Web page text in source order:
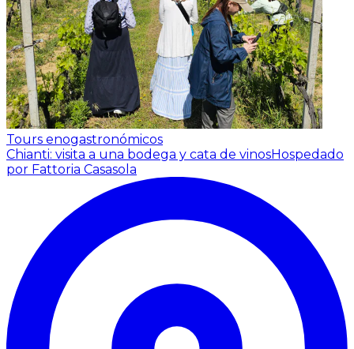
Tours enogastronómicos
Chianti: visita a una bodega y cata de vinosHospedado
por Fattoria Casasola